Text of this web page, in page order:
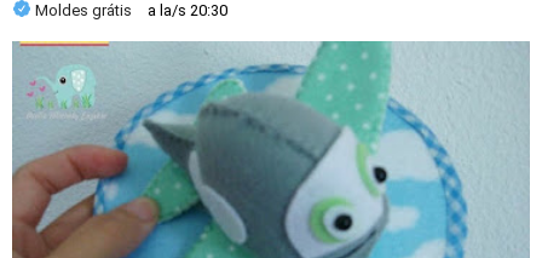
Moldes grátis a la/s 20:30